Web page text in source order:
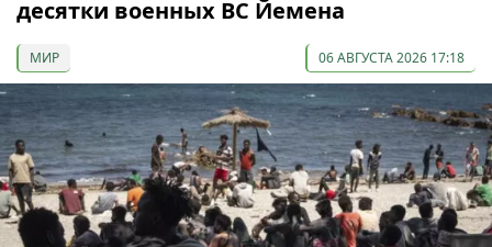
десятки военных ВС Йемена
МИР 06 АВГУСТА 2026 17:18